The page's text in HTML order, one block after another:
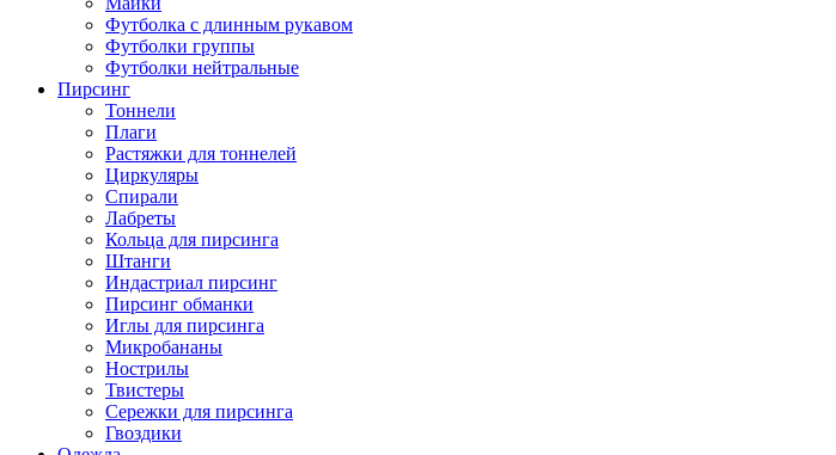
Футболка с длинным рукавом
Футболки группы
Футболки нейтральные
Пирсинг
Тоннели
Плаги
Растяжки для тоннелей
Циркуляры
Спирали
Лабреты
Кольца для пирсинга
Штанги
Индастриал пирсинг
Пирсинг обманки
Иглы для пирсинга
Микробананы
Нострилы
Твистеры
Сережки для пирсинга
Гвоздики